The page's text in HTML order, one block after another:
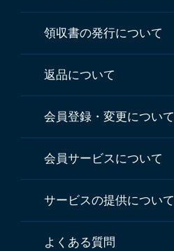
領収書の発行について
返品について
会員登録・変更について
会員サービスについて
サービスの提供について
よくある質問